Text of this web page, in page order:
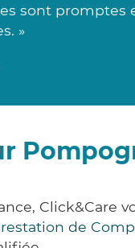
sont promptes
»
Click&Care
de